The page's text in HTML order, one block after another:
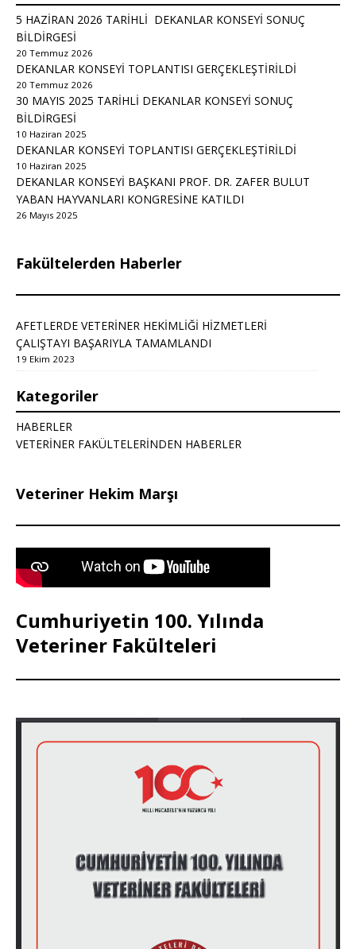
5 HAZİRAN 2026 TARİHLİ DEKANLAR KONSEYİ SONUÇ
BİLDİRGESİ
20 Temmuz 2026
DEKANLAR KONSEYİ TOPLANTISI GERÇEKLEŞTİRİLDİ
20 Temmuz 2026
30 MAYIS 2025 TARİHLİ DEKANLAR KONSEYİ SONUÇ
BİLDİRGESİ
10 Haziran 2025
DEKANLAR KONSEYİ TOPLANTISI GERÇEKLEŞTİRİLDİ
10 Haziran 2025
DEKANLAR KONSEYİ BAŞKANI PROF. DR. ZAFER BULUT
YABAN HAYVANLARI KONGRESİNE KATILDI
26 Mayıs 2025
Fakültelerden Haberler
AFETLERDE VETERİNER HEKİMLİĞİ HİZMETLERİ
ÇALIŞTAYI BAŞARIYLA TAMAMLANDI
19 Ekim 2023
Kategoriler
HABERLER
VETERİNER FAKÜLTELERİNDEN HABERLER
Veteriner Hekim Marşı
Cumhuriyetin 100. Yılında
Veteriner Fakülteleri